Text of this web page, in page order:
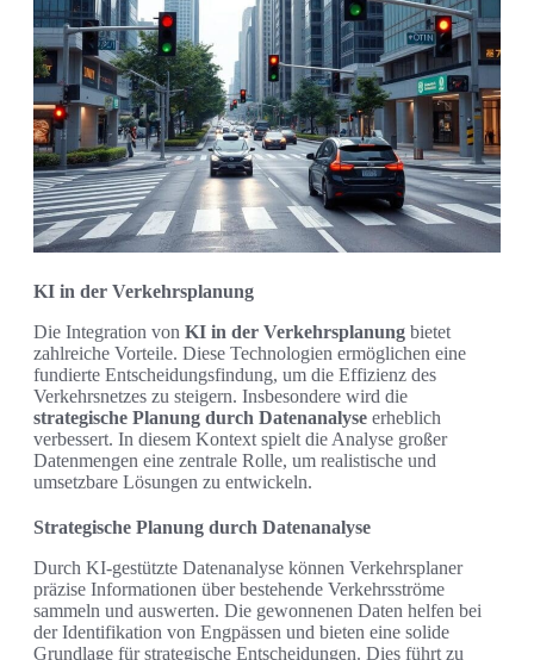
KI in der Verkehrsplanung
Die Integration von KI in der Verkehrsplanung bietet
zahlreiche Vorteile. Diese Technologien ermöglichen eine
fundierte Entscheidungsfindung, um die Effizienz des
Verkehrsnetzes zu steigern. Insbesondere wird die
strategische Planung durch Datenanalyse erheblich
verbessert. In diesem Kontext spielt die Analyse großer
Datenmengen eine zentrale Rolle, um realistische und
umsetzbare Lösungen zu entwickeln.
Strategische Planung durch Datenanalyse
Durch KI-gestützte Datenanalyse können Verkehrsplaner
präzise Informationen über bestehende Verkehrsströme
sammeln und auswerten. Die gewonnenen Daten helfen bei
der Identifikation von Engpässen und bieten eine solide
Grundlage für strategische Entscheidungen. Dies führt zu